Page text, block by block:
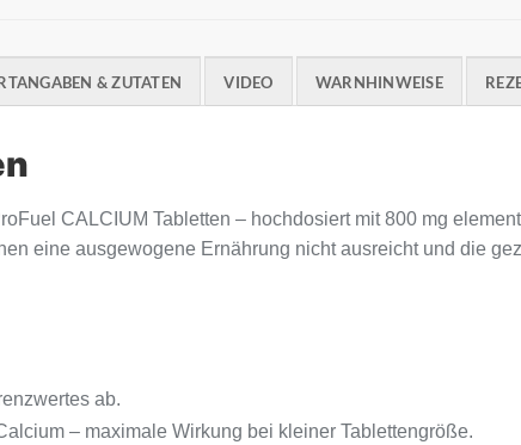
& ZUTATEN VIDEO WARNHINWEISE
CALCIUM Tabletten – hochdosiert mit 800 mg
eine ausgewogene Ernährung nicht ausreicht und die
ab.
– maximale Wirkung bei kleiner Tablettengröße.